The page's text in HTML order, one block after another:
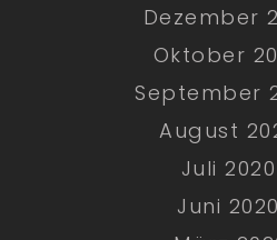
Dezember
Oktober
September
August
Juli
Juni